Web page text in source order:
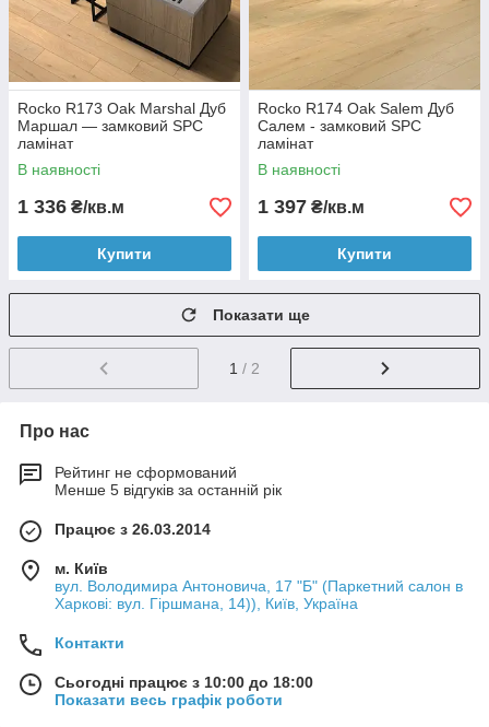
Rocko R173 Oak Marshal Дуб
Маршал — замковий SPC
ламінат
В наявності
1 336 ₴/кв.м
Купити
Rocko R174 Oak Salem Дуб
Салем - замковий SPC
ламінат
В наявності
1 397 ₴/кв.м
Купити
Показати ще
1 / 2
Про нас
Рейтинг не сформований
Менше 5 відгуків за останній рік
Працює з 26.03.2014
м. Київ
вул. Володимира Антоновича, 17 "Б" (Паркетний салон в
Харкові: вул. Гіршмана, 14)), Київ, Україна
Контакти
Сьогодні працює з 10:00 до 18:00
Показати весь графік роботи